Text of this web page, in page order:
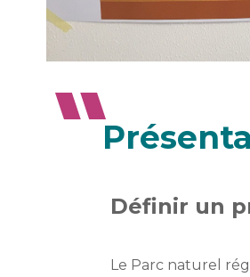
Définir un
Le Parc naturel